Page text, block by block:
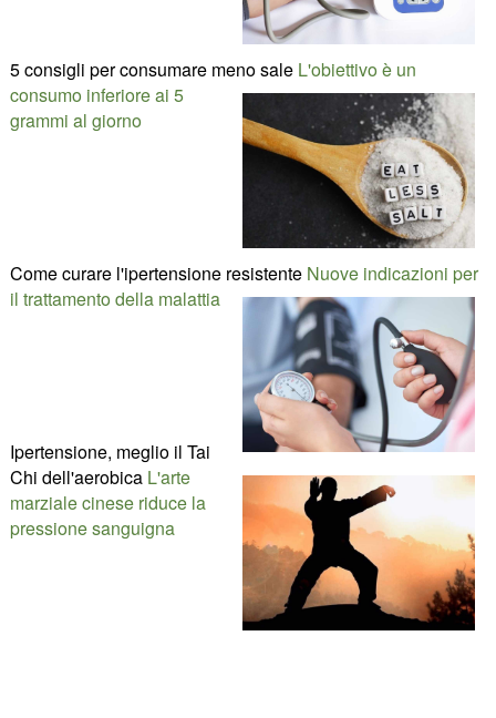
5 consigli per consumare meno sale L'obiettivo è un
consumo inferiore ai 5
grammi al giorno
Come curare l'ipertensione resistente Nuove indicazioni per
il trattamento della malattia
Ipertensione, meglio il Tai
Chi dell'aerobica L'arte
marziale cinese riduce la
pressione sanguigna